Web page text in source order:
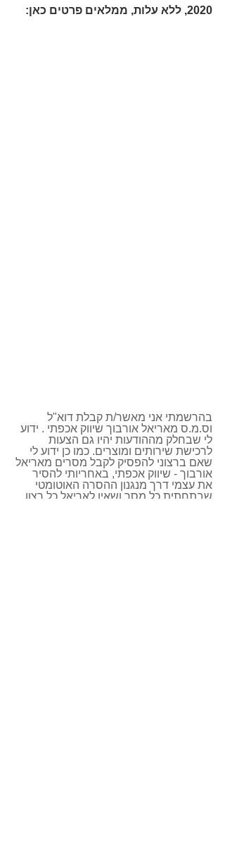
2020, ללא עלות, ממלאים פרטים כאן:
בהרשמתי אני מאשר/ת קבלת דוא"ל
וס.מ.ס מאריאל אורבוך שיווק אכפתי . ידוע
לי שבחלק מההודעות יהיו גם הצעות
לרכישת שירותים ומוצרים. כמו כן ידוע לי
שאם ברצוני להפסיק לקבל מסרים מאריאל
אורבוך - שיווק אכפתי, באחריותי להסיר
את עצמי דרך מנגנון ההסרה האוטומטי
שבתחתית כל מסר ושאין לאריאל כל רצון